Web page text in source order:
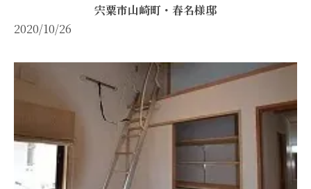
宍粟市山崎町・春名様邸
2020/10/26